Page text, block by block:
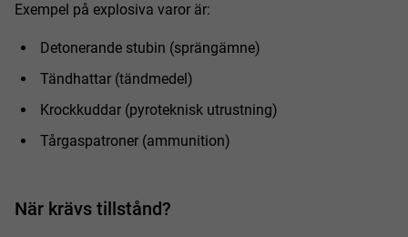
Exempel på explosiva varor är:
Detonerande stubin (sprängämne)
Tändhattar (tändmedel)
Krockkuddar (pyroteknisk utrustning)
Tårgaspatroner (ammunition)
När krävs tillstånd?